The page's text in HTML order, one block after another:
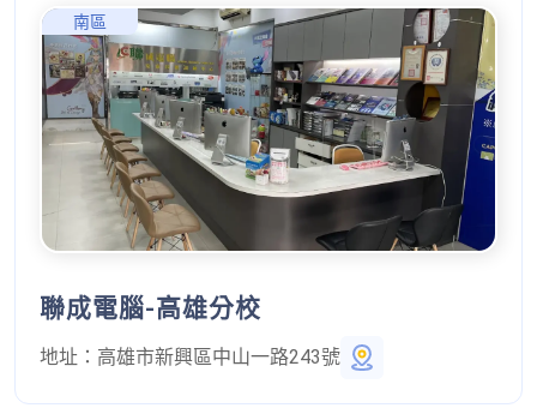
南區
聯成電腦-高雄分校
地址： 高雄市新興區中山一路243號